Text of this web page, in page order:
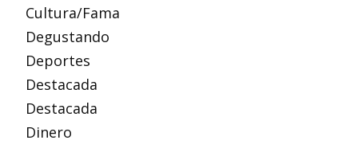
Cultura/Fama
Degustando
Deportes
Destacada
Destacada
Dinero